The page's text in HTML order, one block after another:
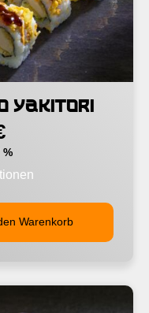
Yakitori
%